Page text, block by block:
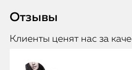
Отзывы
Клиенты ценят нас за